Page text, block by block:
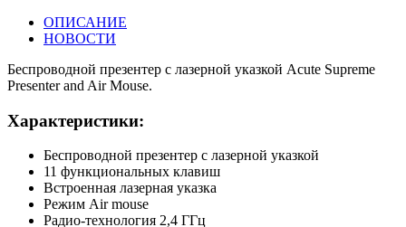
ОПИСАНИЕ
НОВОСТИ
Беспроводной презентер с лазерной указкой Acute Supreme
Presenter and Air Mouse.
Характеристики:
Беспроводной презентер с лазерной указкой
11 функциональных клавиш
Встроенная лазерная указка
Режим Air mouse
Радио-технология 2,4 ГГц